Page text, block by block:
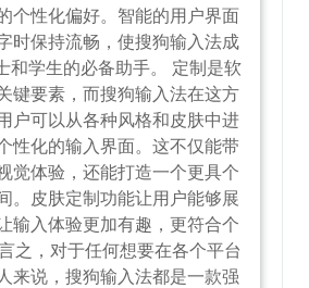
个性化偏好。智能的用户界面
时保持流畅，使搜狗输入法成
和学生的必备助手。 定制是软
键要素，而搜狗输入法在这方
户可以从各种风格和皮肤中进
性化的输入界面。这不仅能带
觉体验，还能打造一个更具个
。皮肤定制功能让用户能够展
输入体验更加有趣，更符合个
之，对于任何想要在各个平台
来说，搜狗输入法都是一款强